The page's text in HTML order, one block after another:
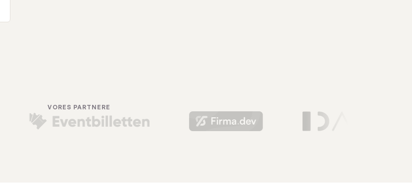
VORES PARTNERE